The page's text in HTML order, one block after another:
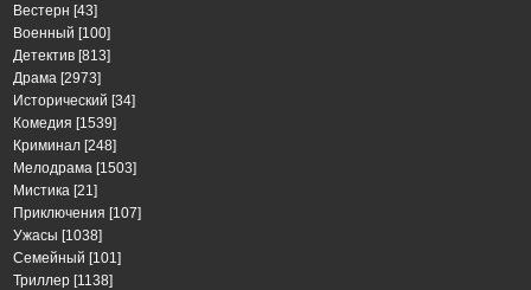
Вестерн [43]
Военный [100]
Детектив [813]
Драма [2973]
Исторический [34]
Комедия [1539]
Криминал [248]
Мелодрама [1503]
Мистика [21]
Приключения [107]
Ужасы [1038]
Семейный [101]
Триллер [1138]